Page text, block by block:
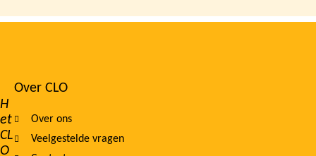
H
et
CL
O
Footer
navigation
Over CLO
Over ons
Veelgestelde vragen